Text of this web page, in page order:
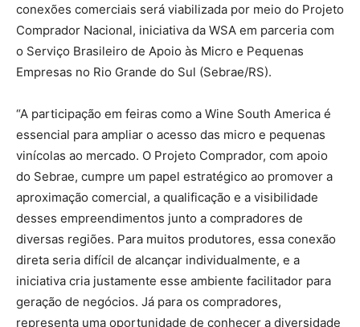
conexões comerciais será viabilizada por meio do Projeto
Comprador Nacional, iniciativa da WSA em parceria com
o Serviço Brasileiro de Apoio às Micro e Pequenas
Empresas no Rio Grande do Sul (Sebrae/RS).
“A participação em feiras como a Wine South America é
essencial para ampliar o acesso das micro e pequenas
vinícolas ao mercado. O Projeto Comprador, com apoio
do Sebrae, cumpre um papel estratégico ao promover a
aproximação comercial, a qualificação e a visibilidade
desses empreendimentos junto a compradores de
diversas regiões. Para muitos produtores, essa conexão
direta seria difícil de alcançar individualmente, e a
iniciativa cria justamente esse ambiente facilitador para
geração de negócios. Já para os compradores,
representa uma oportunidade de conhecer a diversidade